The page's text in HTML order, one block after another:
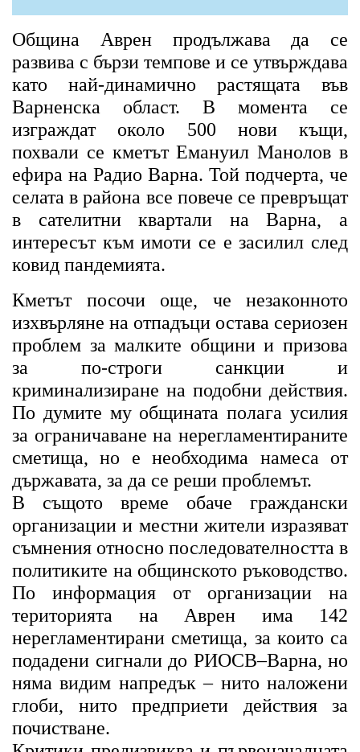
Община Аврен продължава да се
развива с бързи темпове и се утвърждава
като най-динамично растящата във
Варненска област. В момента се
изграждат около 500 нови къщи,
похвали се кметът Емануил Манолов в
ефира на Радио Варна. Той подчерта, че
селата в района все повече се превръщат
в сателитни квартали на Варна, а
интересът към имоти се е засилил след
ковид пандемията.
Кметът посочи още, че незаконното
изхвърляне на отпадъци остава сериозен
проблем за малките общини и призова
за по-строги санкции и
криминализиране на подобни действия.
По думите му общината полага усилия
за ограничаване на нерегламентираните
сметища, но е необходима намеса от
държавата, за да се реши проблемът.
В същото време обаче граждански
организации и местни жители изразяват
съмнения относно последователността в
политиките на общинското ръководство.
По информация от организации на
територията на Аврен има 142
нерегламентирани сметища, за които са
подадени сигнали до РИОСВ–Варна, но
няма видим напредък – нито наложени
глоби, нито предприети действия за
почистване.